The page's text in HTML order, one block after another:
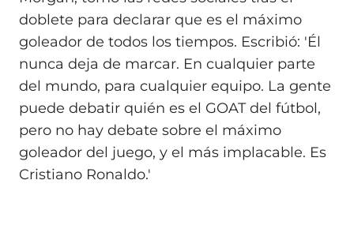
doblete para declarar que es el máximo
goleador de todos los tiempos. Escribió: 'Él
nunca deja de marcar. En cualquier parte
del mundo, para cualquier equipo. La gente
puede debatir quién es el GOAT del fútbol,
pero no hay debate sobre el máximo
goleador del juego, y el más implacable. Es
Cristiano Ronaldo.'